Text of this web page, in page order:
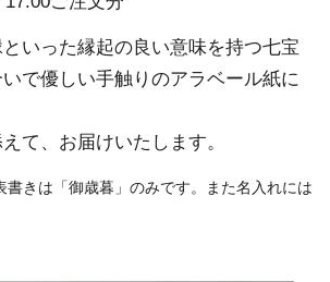
いった縁起の良い意味を持つ七宝
で優しい手触りのアラベール紙に
て、お届けいたします。
きは「御歳暮」のみです。また名入れには